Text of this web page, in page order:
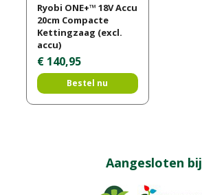
Ryobi ONE+™ 18V Accu
20cm Compacte
Kettingzaag (excl.
accu)
€ 140,95
Bestel nu
Aangesloten bij